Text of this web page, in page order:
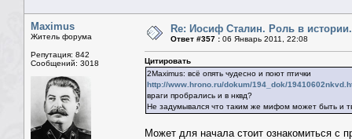
Maximus
Житель форума
Репутация: 842
Сообщений: 3018
Re: Иосиф Сталин. Роль в истории.
Ответ #357 : 06 Январь 2011, 22:08
Цитировать
2Maximus: всё опять чудесно и поют птички
http://www.hrono.ru/dokum/194_dok/
враги пробрались и в нквд?
Не задумывался что таким же мифом может быть и
Может для начала стоит ознакомиться с